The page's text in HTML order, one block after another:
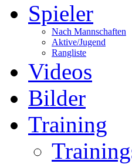
Spieler
Nach Mannschaften
Aktive/Jugend
Rangliste
Videos
Bilder
Training